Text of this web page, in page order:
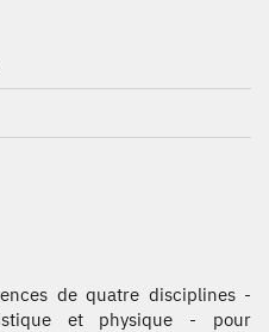
de quatre disciplines -
et physique - pour